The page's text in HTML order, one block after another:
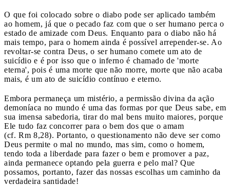
O que foi colocado sobre o diabo pode ser aplicado também
ao homem, já que o pecado faz com que o ser humano perca o
estado de amizade com Deus. Enquanto para o diabo não há
mais tempo, para o homem ainda é possível arrepender-se. Ao
revoltar-se contra Deus, o ser humano comete um ato de
suicídio e é por isso que o inferno é chamado de 'morte
eterna', pois é uma morte que não morre, morte que não acaba
mais, é um ato de suicídio contínuo e eterno.
Embora permaneça um mistério, a permissão divina da ação
demoníaca no mundo é uma das formas por que Deus sabe, em
sua imensa sabedoria, tirar do mal bens muito maiores, porque
Ele tudo faz concorrer para o bem dos que o amam
(cf. Rm 8,28). Portanto, o questionamento não deve ser como
Deus permite o mal no mundo, mas sim, como o homem,
tendo toda a liberdade para fazer o bem e promover a paz,
ainda permanece optando pela guerra e pelo mal? Que
possamos, portanto, fazer das nossas escolhas um caminho da
verdadeira santidade!